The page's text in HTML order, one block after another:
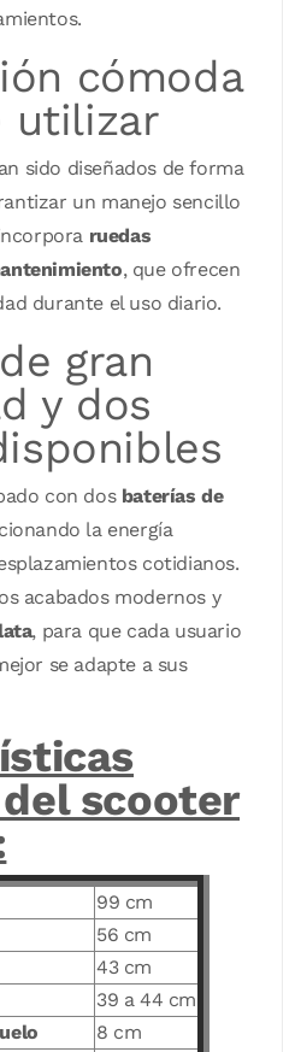
cómoda
utilizar
sido diseñados de forma
un manejo sencillo
ruedas
, que ofrecen
durante el uso diario.
gran
y dos
con dos baterías de
la energía
cotidianos.
acabados modernos y
, para que cada usuario
se adapte a sus
scooter
99 cm
56 cm
43 cm
39 a 44 cm
8 cm